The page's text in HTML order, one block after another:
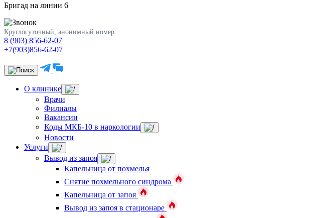
Бригад на линии 6
Круглосуточный, анонимный номер
8 (903) 856-62-07
+7(903)856-62-07
О клинике
Врачи
Филиалы
Вакансии
Коды МКБ-10 в наркологии
Новости
Услуги
Вывод из запоя
Капельница от похмелья
Снятие похмельного синдрома
Капельница от запоя
Вывод из запоя в стационаре